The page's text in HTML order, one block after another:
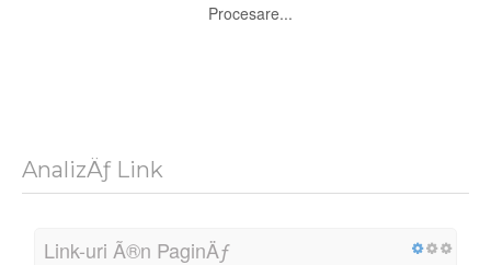
Procesare...
AnalizÄƒ Link
Link-uri Ã®n PaginÄƒ